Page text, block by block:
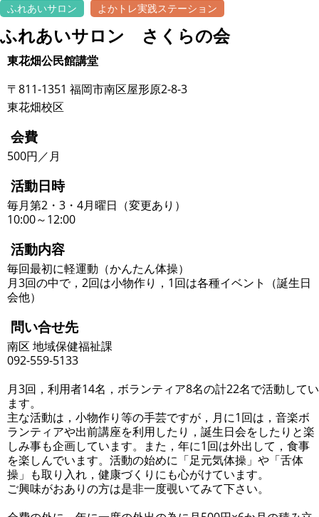
ふれあいサロン よかトレ実践ステーション
ふれあいサロン さくらの会
東花畑公民館講堂
〒811-1351 福岡市南区屋形原2-8-3
東花畑校区
会費
500円／月
活動日時
毎月第2・3・4月曜日（変更あり）
10:00～12:00
活動内容
毎回最初に軽運動（かんたん体操）
月3回の中で，2回は小物作り，1回は各種イベント（誕生日
会他）
問い合せ先
南区 地域保健福祉課
092-559-5133
月3回，利用者14名，ボランティア8名の計22名で活動してい
ます。
主な活動は，小物作り等の手芸ですが，月に1回は，音楽ボ
ランティアや出前講座を利用したり，誕生日会をしたりと楽
しみ事も企画しています。また，年に1回は外出して，食事
を楽しんでいます。活動の始めに「足元気体操」や「舌体
操」も取り入れ，健康づくりにも心がけています。
ご興味がおありの方は是非一度覗いてみて下さい。